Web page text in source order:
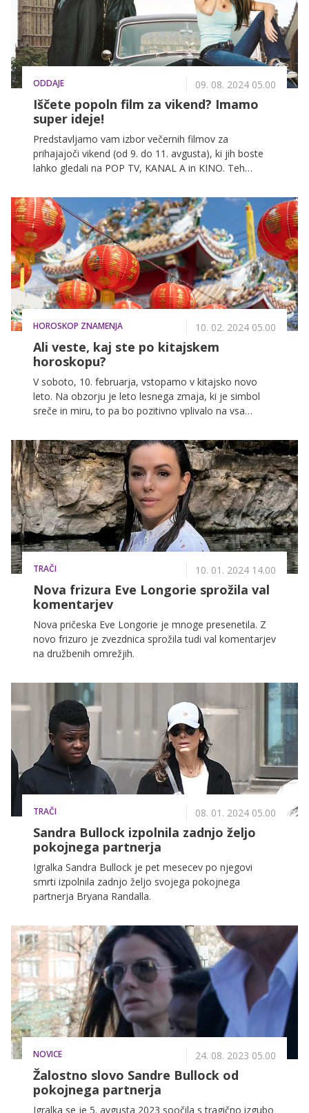
ODDAJE 09. 08. 2024 05.00
Iščete popoln film za vikend? Imamo
super ideje!
Predstavljamo vam izbor večernih filmov za
prihajajoči vikend (od 9. do 11. avgusta), ki jih boste
lahko gledali na POP TV, KANAL A in KINO. Teh
HOROSKOP ZNAMENJA 10. 02. 2024 05.00
Ali veste, kaj ste po kitajskem
horoskopu?
V soboto, 10. februarja, vstopamo v kitajsko novo
leto. Na obzorju je leto lesnega zmaja, ki je simbol
sreče in miru, to pa bo pozitivno vplivalo na vsa
TRAČI 10. 01. 2024 14.00
Nova frizura Eve Longorie sprožila val
komentarjev
Nova pričeska Eve Longorie je mnoge presenetila. Z
novo frizuro je zvezdnica sprožila tudi val komentarjev
na družbenih omrežjih.
TRAČI 08. 01. 2024 05.00
Sandra Bullock izpolnila zadnjo željo
pokojnega partnerja
Igralka Sandra Bullock je pet mesecev po njegovi
smrti izpolnila zadnjo željo svojega pokojnega
partnerja Bryana Randalla.
NOVICE 24. 08. 2023 05.00
Žalostno slovo Sandre Bullock od
pokojnega partnerja
Igralka se je 5. avgusta 2023 soočila s tragično izgubo